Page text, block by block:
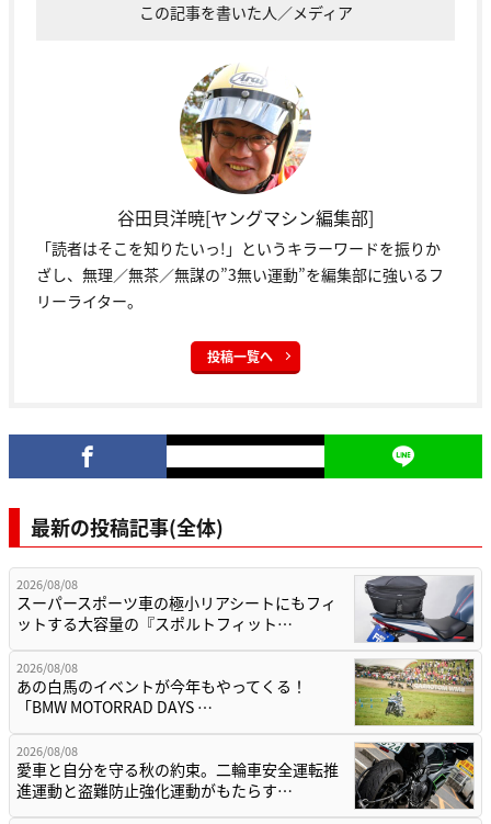
この記事を書いた人／メディア
谷田貝洋暁[ヤングマシン編集部]
「読者はそこを知りたいっ!」というキラーワードを振りか
ざし、無理／無茶／無謀の”3無い運動”を編集部に強いるフ
リーライター。
投稿一覧へ
最新の投稿記事(全体)
2026/08/08
スーパースポーツ車の極小リアシートにもフィ
ットする大容量の『スポルトフィット…
2026/08/08
あの白馬のイベントが今年もやってくる！
「BMW MOTORRAD DAYS …
2026/08/08
愛車と自分を守る秋の約束。二輪車安全運転推
進運動と盗難防止強化運動がもたらす…